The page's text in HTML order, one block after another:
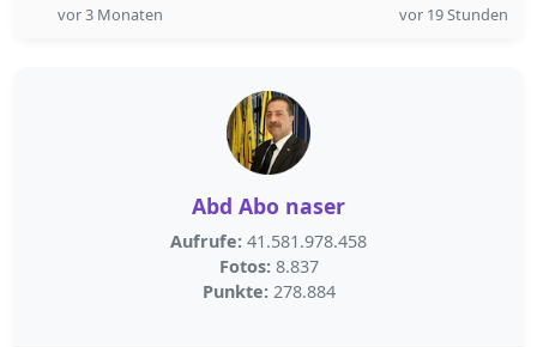
vor 3 Monaten vor 19 Stunden
Abd Abo naser
Aufrufe: 41.581.978.458
Fotos: 8.837
Punkte: 278.884